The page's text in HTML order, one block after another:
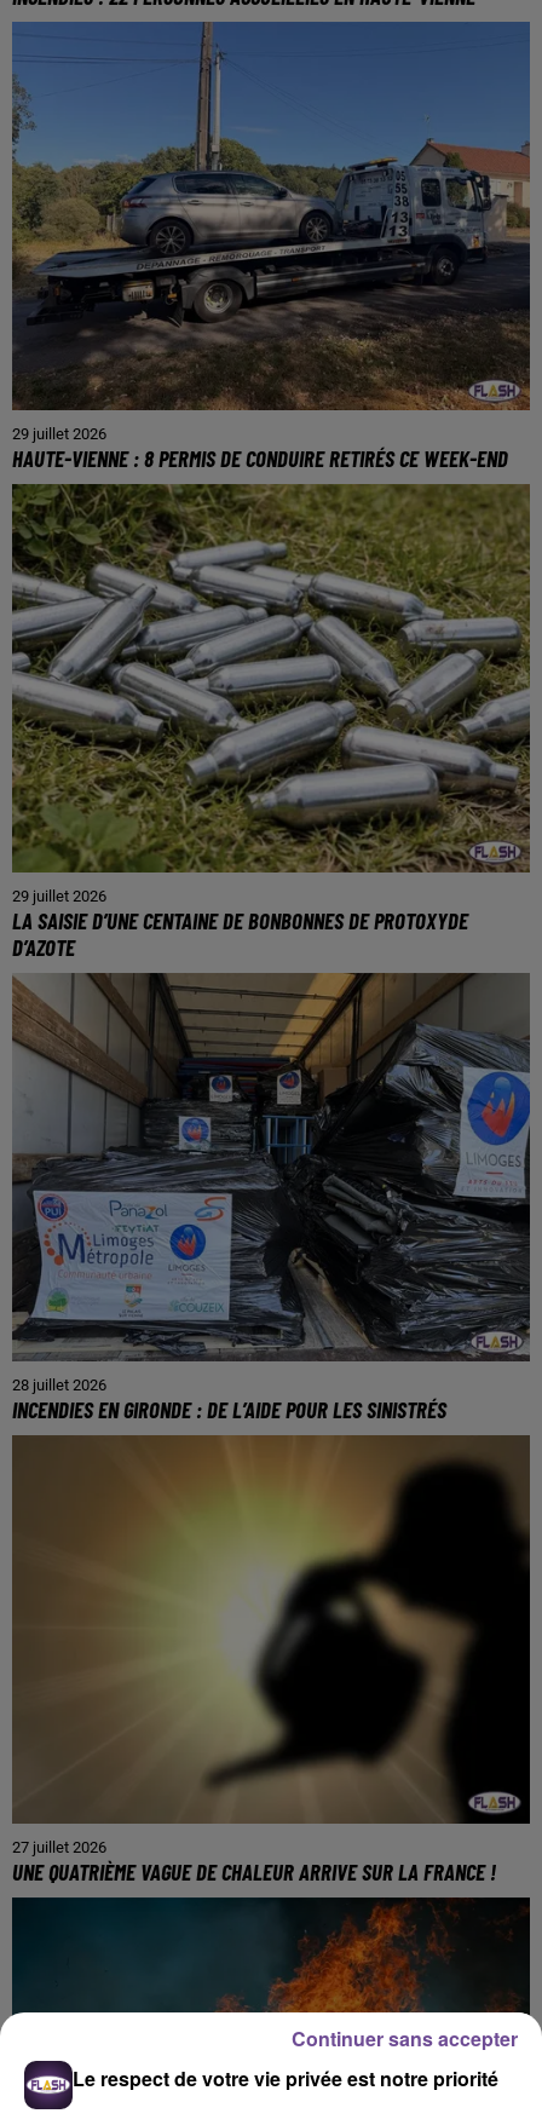
29 juillet 2026
HAUTE-VIENNE : 8 PERMIS DE CONDUIRE RETIRÉS CE WEEK-END
29 juillet 2026
LA SAISIE D’UNE CENTAINE DE BONBONNES DE PROTOXYDE
D’AZOTE
28 juillet 2026
INCENDIES EN GIRONDE : DE L’AIDE POUR LES SINISTRÉS
27 juillet 2026
UNE QUATRIÈME VAGUE DE CHALEUR ARRIVE SUR LA FRANCE !
Le respect de votre vie privée est notre priorité
Continuer sans accepter